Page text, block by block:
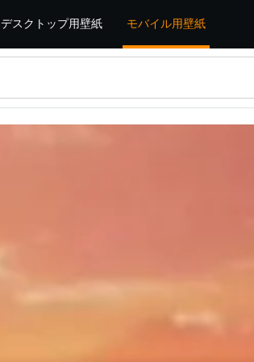
デスクトップ用壁紙 モバイル用壁紙